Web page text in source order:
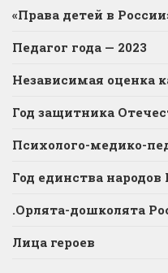
«Права детей в
Педагог года — 2023
Независимая оценка
Год защитника
Психолого-медико-
Год единства народов
.Орлята-дошколята
Лица героев